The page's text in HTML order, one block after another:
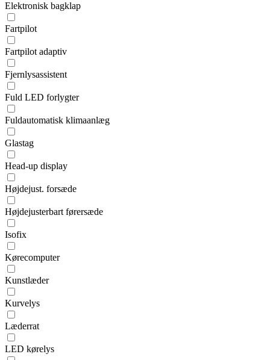
Elektronisk bagklap
Fartpilot
Fartpilot adaptiv
Fjernlysassistent
Fuld LED forlygter
Fuldautomatisk klimaanlæg
Glastag
Head-up display
Højdejust. forsæde
Højdejusterbart førersæde
Isofix
Kørecomputer
Kunstlæder
Kurvelys
Læderrat
LED kørelys